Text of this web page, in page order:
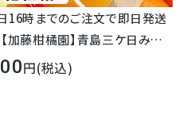
16時までのご注文で即日発送
加藤柑橘園】青島三ケ日みか
ース『極しぼり』 1本/2本/3本
入り
(税込)